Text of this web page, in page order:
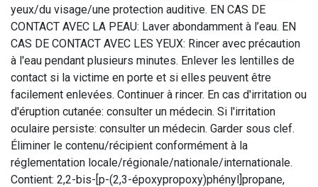
yeux/du visage/une protection auditive. EN CAS DE
CONTACT AVEC LA PEAU: Laver abondamment à l’eau. EN
CAS DE CONTACT AVEC LES YEUX: Rincer avec précaution
à l'eau pendant plusieurs minutes. Enlever les lentilles de
contact si la victime en porte et si elles peuvent être
facilement enlevées. Continuer à rincer. En cas d'irritation ou
d'éruption cutanée: consulter un médecin. Si l'irritation
oculaire persiste: consulter un médecin. Garder sous clef.
Éliminer le contenu/récipient conformément à la
réglementation locale/régionale/nationale/internationale.
Contient: 2,2-bis-[p-(2,3-époxypropoxy)phényl]propane,